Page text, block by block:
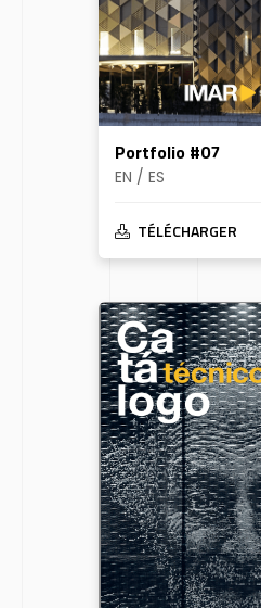
Portfolio #07
EN / ES
TÉLÉCHARGER